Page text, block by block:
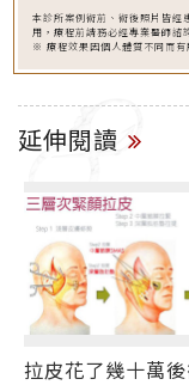
本診所案例術前、術後照片皆經
用，療程前請務必經專業醫師諮
※ 療程效果因個人體質不同而有
延伸閱讀
拉皮花了幾十萬